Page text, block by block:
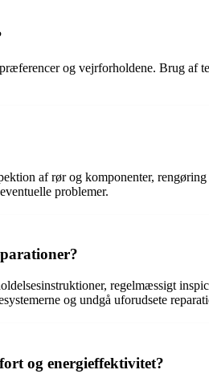
og vejrforholdene. Brug af
af rør og komponenter,
problemer.
regelmæssigt
og undgå uforudsete
og energieffektivitet?